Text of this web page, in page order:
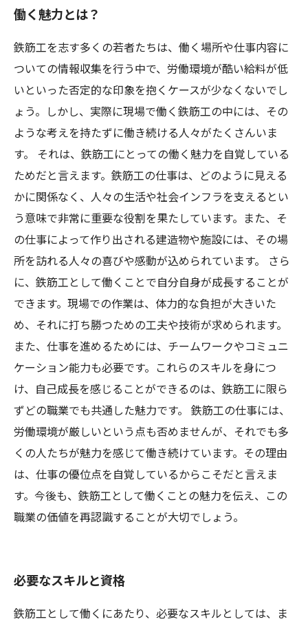
働く魅力とは？
鉄筋工を志す多くの若者たちは、働く場所や仕事内容に
ついての情報収集を行う中で、労働環境が酷い給料が低
いといった否定的な印象を抱くケースが少なくないでし
ょう。しかし、実際に現場で働く鉄筋工の中には、その
ような考えを持たずに働き続ける人々がたくさんいま
す。 それは、鉄筋工にとっての働く魅力を自覚している
ためだと言えます。鉄筋工の仕事は、どのように見える
かに関係なく、人々の生活や社会インフラを支えるとい
う意味で非常に重要な役割を果たしています。また、そ
の仕事によって作り出される建造物や施設には、その場
所を訪れる人々の喜びや感動が込められています。 さら
に、鉄筋工として働くことで自分自身が成長することが
できます。現場での作業は、体力的な負担が大きいた
め、それに打ち勝つための工夫や技術が求められます。
また、仕事を進めるためには、チームワークやコミュニ
ケーション能力も必要です。これらのスキルを身につ
け、自己成長を感じることができるのは、鉄筋工に限ら
ずどの職業でも共通した魅力です。 鉄筋工の仕事には、
労働環境が厳しいという点も否めませんが、それでも多
くの人たちが魅力を感じて働き続けています。その理由
は、仕事の優位点を自覚しているからこそだと言えま
す。今後も、鉄筋工として働くことの魅力を伝え、この
職業の価値を再認識することが大切でしょう。
必要なスキルと資格
鉄筋工として働くにあたり、必要なスキルとしては、ま